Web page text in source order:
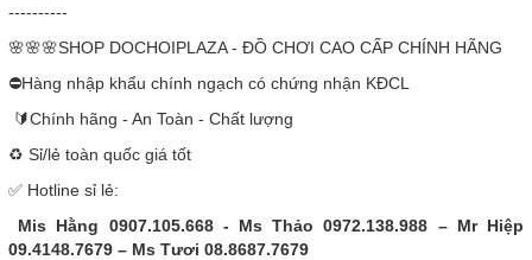
----------
🌸🌸🌸SHOP DOCHOIPLAZA - ĐỒ CHƠI CAO CẤP CHÍNH HÃNG
⛔Hàng nhập khẩu chính ngạch có chứng nhận KĐCL
🔰Chính hãng - An Toàn - Chất lượng
♻️ Sỉ/lẻ toàn quốc giá tốt
✅ Hotline sỉ lẻ:
Mis Hằng 0907.105.668 - Ms Thảo 0972.138.988 – Mr Hiệp
09.4148.7679 – Ms Tươi 08.8687.7679